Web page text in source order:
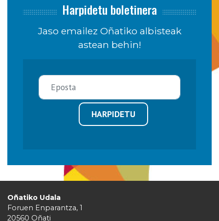
Harpidetu boletinera
Jaso emailez Oñatiko albisteak
astean behin!
HARPIDETU
Oñatiko Udala
Foruen Enparantza, 1
20560 Oñati